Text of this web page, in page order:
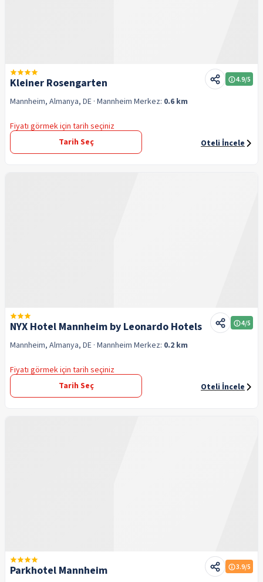
Kleiner Rosengarten 4.9/5
Mannheim, Almanya, DE · Mannheim Merkez: 0.6 km
Fiyatı görmek için tarih seçiniz
Tarih Seç
Oteli İncele
NYX Hotel Mannheim by Leonardo Hotels 4/5
Mannheim, Almanya, DE · Mannheim Merkez: 0.2 km
Fiyatı görmek için tarih seçiniz
Tarih Seç
Oteli İncele
Parkhotel Mannheim 3.9/5